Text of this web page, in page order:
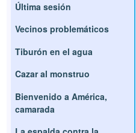
Última sesión
Vecinos problemáticos
Tiburón en el agua
Cazar al monstruo
Bienvenido a América,
camarada